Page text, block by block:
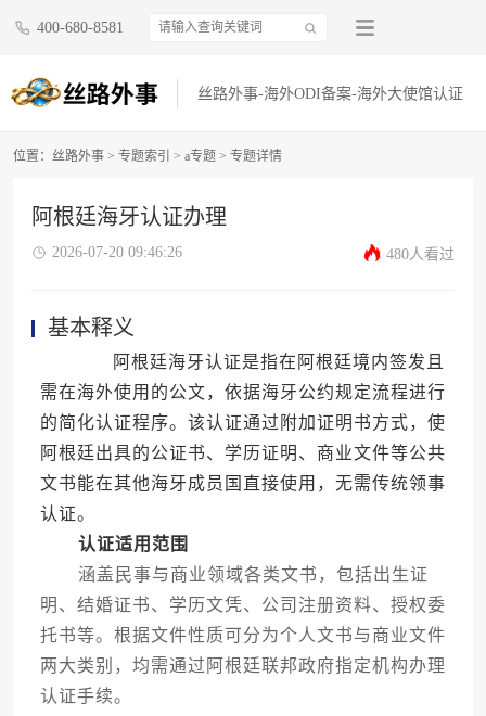
400-680-8581
丝路外事-海外ODI备案-海外大使馆认证
位置： 丝路外事 > 专题索引 > a专题 > 专题详情
阿根廷海牙认证办理
2026-07-20 09:46:26 480人看过
基本释义
阿根廷海牙认证是指在阿根廷境内签发且
需在海外使用的公文，依据海牙公约规定流程进行
的简化认证程序。该认证通过附加证明书方式，使
阿根廷出具的公证书、学历证明、商业文件等公共
文书能在其他海牙成员国直接使用，无需传统领事
认证。
认证适用范围
涵盖民事与商业领域各类文书，包括出生证
明、结婚证书、学历文凭、公司注册资料、授权委
托书等。根据文件性质可分为个人文书与商业文件
两大类别，均需通过阿根廷联邦政府指定机构办理
认证手续。